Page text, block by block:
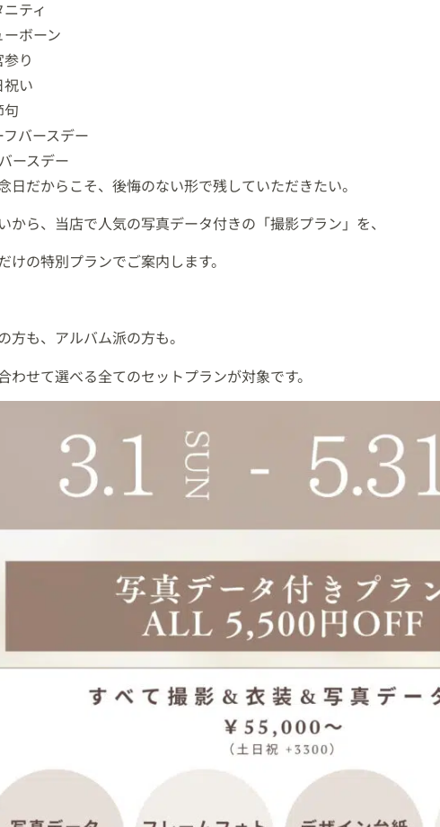
ティ
ーボーン
り
祝い
句
フバースデー
ースデー
日だからこそ、後悔のない形で残していただきたい。
から、当店で人気の写真データ付きの「撮影プラン」を、
けの特別プランでご案内します。
方も、アルバム派の方も。
わせて選べる全てのセットプランが対象です。